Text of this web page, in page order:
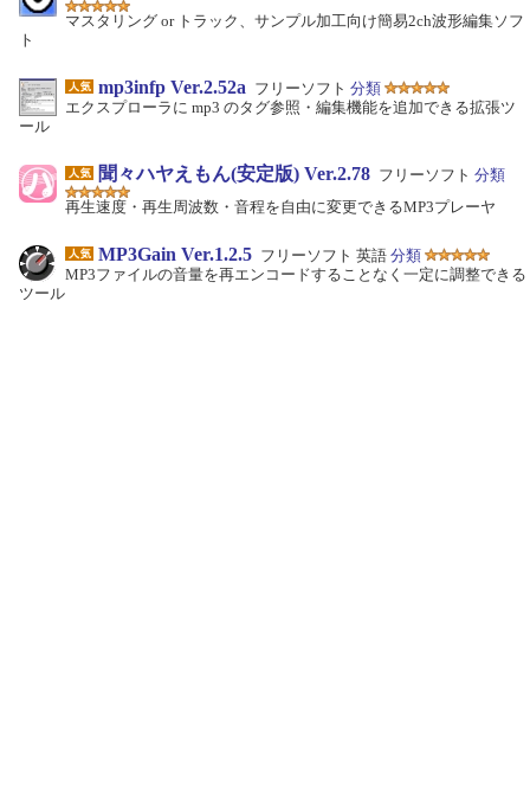
マスタリング or トラック、サンプル加工向け簡易2ch波形編集ソフ
ト
mp3infp Ver.2.52a フリーソフト 分類
エクスプローラに mp3 のタグ参照・編集機能を追加できる拡張ツ
ール
聞々ハヤえもん(安定版) Ver.2.78 フリーソフト 分類
再生速度・再生周波数・音程を自由に変更できるMP3プレーヤ
MP3Gain Ver.1.2.5 フリーソフト 英語 分類
MP3ファイルの音量を再エンコードすることなく一定に調整できる
ツール